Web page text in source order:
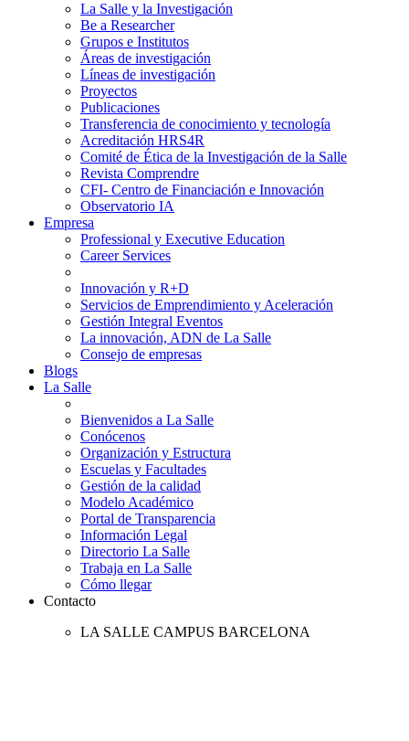
La Salle y la Investigación
Be a Researcher
Grupos e Institutos
Áreas de investigación
Líneas de investigación
Proyectos
Publicaciones
Transferencia de conocimiento y tecnología
Acreditación HRS4R
Comité de Ética de la Investigación de la Salle
Revista Comprendre
CFI- Centro de Financiación e Innovación
Observatorio IA
Empresa
Professional y Executive Education
Career Services
Innovación y R+D
Servicios de Emprendimiento y Aceleración
Gestión Integral Eventos
La innovación, ADN de La Salle
Consejo de empresas
Blogs
La Salle
Bienvenidos a La Salle
Conócenos
Organización y Estructura
Escuelas y Facultades
Gestión de la calidad
Modelo Académico
Portal de Transparencia
Información Legal
Directorio La Salle
Trabaja en La Salle
Cómo llegar
Contacto
LA SALLE CAMPUS BARCELONA